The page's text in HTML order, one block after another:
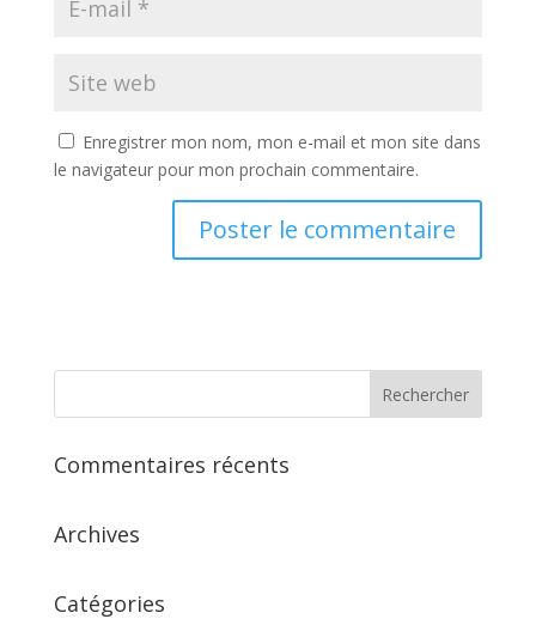
Enregistrer mon nom, mon e-mail et mon site dans
le navigateur pour mon prochain commentaire.
Commentaires récents
Archives
Catégories